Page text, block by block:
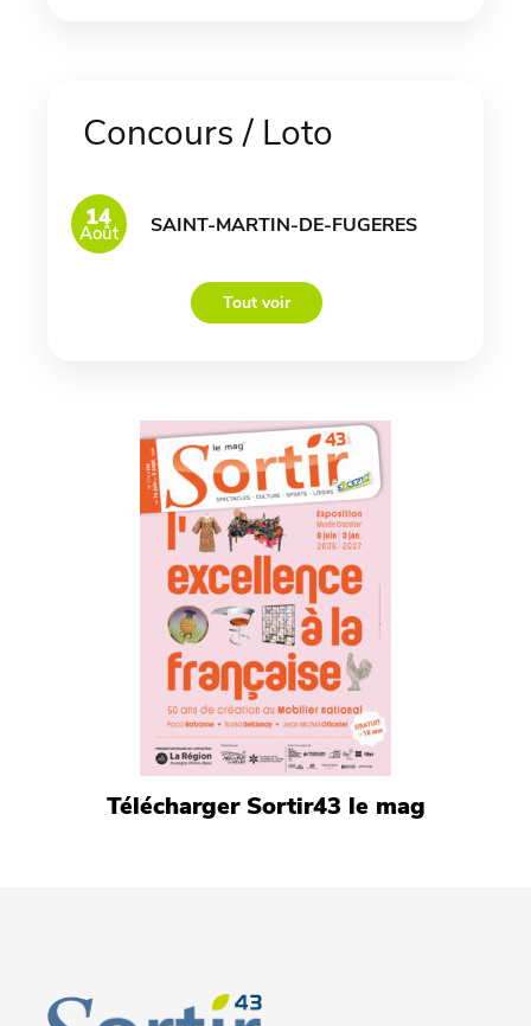
Concours / Loto
14
Août SAINT-MARTIN-DE-FUGERES
Tout voir
Télécharger Sortir43 le mag